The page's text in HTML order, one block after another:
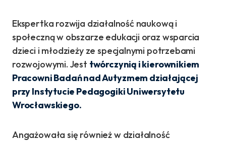
Ekspertka rozwija działalność naukową i
społeczną w obszarze edukacji oraz wsparcia
dzieci i młodzieży ze specjalnymi potrzebami
rozwojowymi. Jest twórczynią i kierownikiem
Pracowni Badań nad Autyzmem działającej
przy Instytucie Pedagogiki Uniwersytetu
Wrocławskiego.
Angażowała się również w działalność